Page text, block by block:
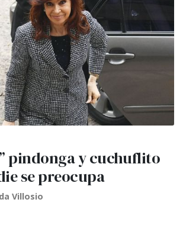
pindonga y cuchuflito
se preocupa
Villosio